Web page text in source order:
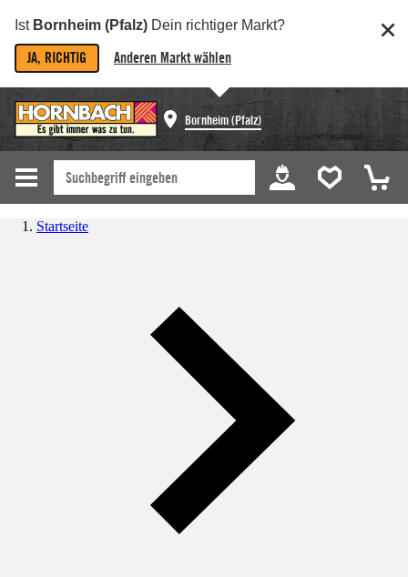
Ist Bornheim (Pfalz) Dein richtiger Markt?
JA, RICHTIG Anderen Markt wählen
Bornheim (Pfalz)
Startseite